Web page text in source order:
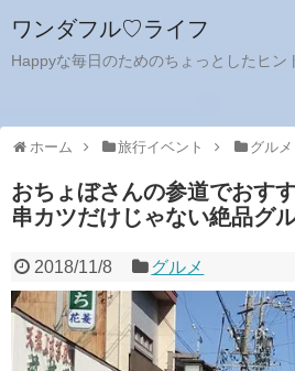
ワンダフル♡ライフ
Happyな毎日のためのちょっとしたヒ
ホーム 旅行イベント グルメ
おちょぼさんの参道でおす
串カツだけじゃない絶品グ
2018/11/8 グルメ